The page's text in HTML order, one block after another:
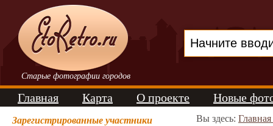
Старые фотографии городов
Главная Карта О проекте Новые
Зарегистрированные участники Вы здесь: